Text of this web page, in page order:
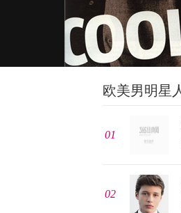
欧美男明星
01
02